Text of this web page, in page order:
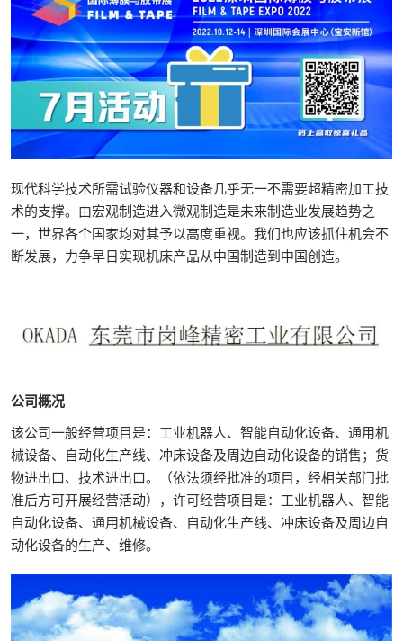
现代科学技术所需试验仪器和设备几乎无一不需要超精密加工技
术的支撑。由宏观制造进入微观制造是未来制造业发展趋势之
一，世界各个国家均对其予以高度重视。我们也应该抓住机会不
断发展，力争早日实现机床产品从中国制造到中国创造。
公司概况
该公司一般经营项目是：工业机器人、智能自动化设备、通用机
械设备、自动化生产线、冲床设备及周边自动化设备的销售；货
物进出口、技术进出口。（依法须经批准的项目，经相关部门批
准后方可开展经营活动），许可经营项目是：工业机器人、智能
自动化设备、通用机械设备、自动化生产线、冲床设备及周边自
动化设备的生产、维修。